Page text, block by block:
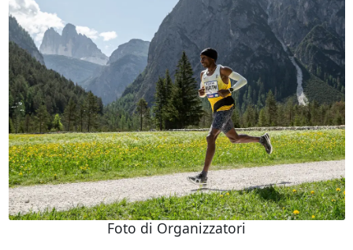
Foto di Organizzatori